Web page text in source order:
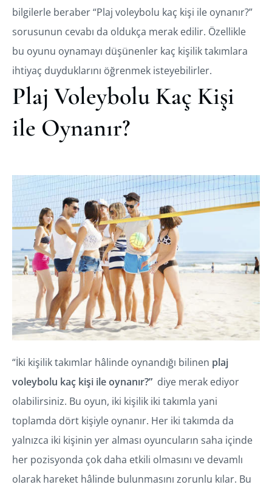
bilgilerle beraber “Plaj voleybolu kaç kişi ile oynanır?”
sorusunun cevabı da oldukça merak edilir. Özellikle
bu oyunu oynamayı düşünenler kaç kişilik takımlara
ihtiyaç duyduklarını öğrenmek isteyebilirler.
Plaj Voleybolu Kaç Kişi
ile Oynanır?
“İki kişilik takımlar hâlinde oynandığı bilinen plaj
voleybolu kaç kişi ile oynanır?” diye merak ediyor
olabilirsiniz. Bu oyun, iki kişilik iki takımla yani
toplamda dört kişiyle oynanır. Her iki takımda da
yalnızca iki kişinin yer alması oyuncuların saha içinde
her pozisyonda çok daha etkili olmasını ve devamlı
olarak hareket hâlinde bulunmasını zorunlu kılar. Bu